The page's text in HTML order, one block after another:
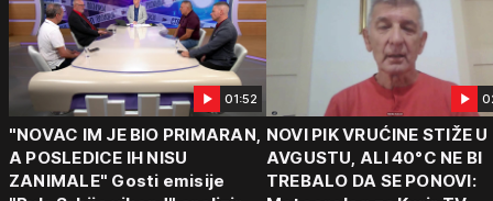
01:52
"NOVAC IM JE BIO PRIMARAN,
A POSLEDICE IH NISU
ZANIMALE" Gosti emisije
NOVI PIK VRUĆINE STIŽE U
AVGUSTU, ALI 40°C NE BI
TREBALO DA SE PONOVI: